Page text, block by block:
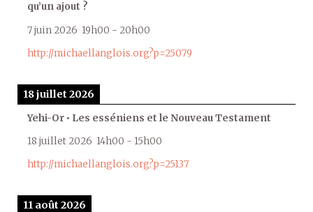
qu’un ajout ?
7 juin 2026 19h00 - 20h00
http://michaellanglois.org?p=25079
18 juillet 2026
Yehi-Or • Les esséniens et le Nouveau Testament
18 juillet 2026 14h00 - 15h00
http://michaellanglois.org?p=25137
11 août 2026